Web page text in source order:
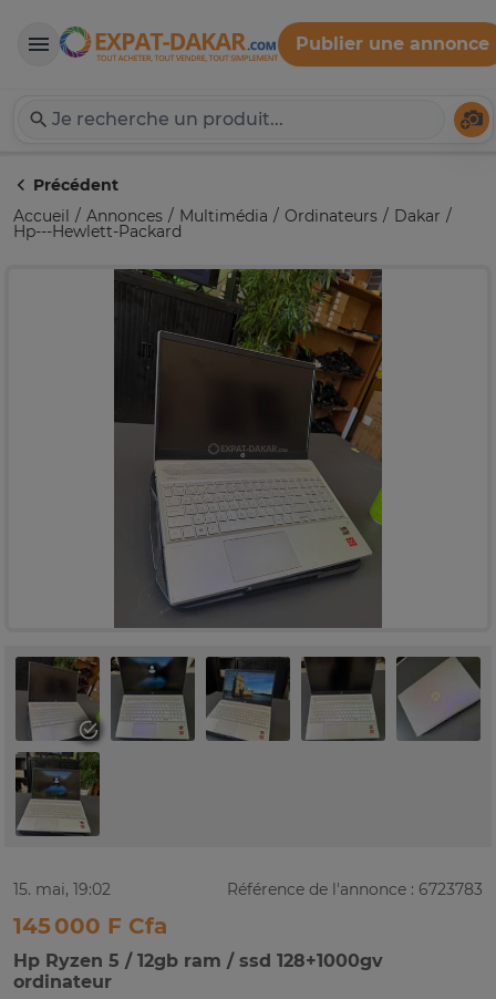
Expat-Dakar
Publier une annonce
Précédent
Accueil
Annonces Multimédia Ordinateurs Dakar
Hp---Hewlett-Packard
15. mai, 19:02 Référence de l'annonce : 6723783
145 000 F Cfa
Hp Ryzen 5 / 12gb ram / ssd 128+1000gv
ordinateur